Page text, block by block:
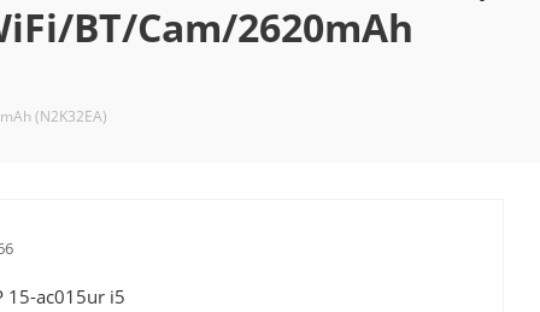
BT/Cam/2620mAh
(N2K32EA)
15-ac015ur i5